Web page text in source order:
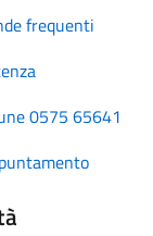
frequenti
0575 65641